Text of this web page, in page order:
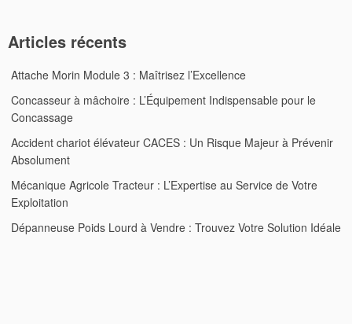
Articles récents
Attache Morin Module 3 : Maîtrisez l’Excellence
Concasseur à mâchoire : L’Équipement Indispensable pour le
Concassage
Accident chariot élévateur CACES : Un Risque Majeur à Prévenir
Absolument
Mécanique Agricole Tracteur : L’Expertise au Service de Votre
Exploitation
Dépanneuse Poids Lourd à Vendre : Trouvez Votre Solution Idéale